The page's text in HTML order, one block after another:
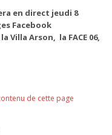
en direct jeudi 8
Facebook
Villa Arson, la FACE 06,
de cette page